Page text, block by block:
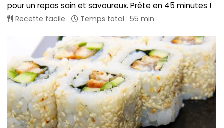
pour un repas sain et savoureux. Prête en 45 minutes !
Recette facile Temps total : 55 min